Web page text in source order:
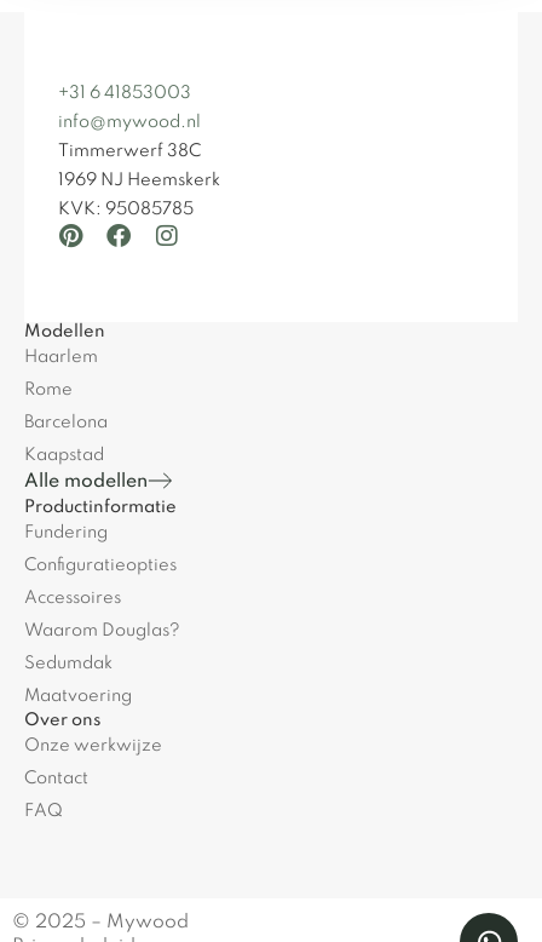
+31 6 41853003
info@mywood.nl
Timmerwerf 38C
1969 NJ Heemskerk
KVK: 95085785
Modellen
Haarlem
Rome
Barcelona
Kaapstad
Alle modellen
Productinformatie
Fundering
Configuratieopties
Accessoires
Waarom Douglas?
Sedumdak
Maatvoering
Over ons
Onze werkwijze
Contact
FAQ
© 2025 – Mywood